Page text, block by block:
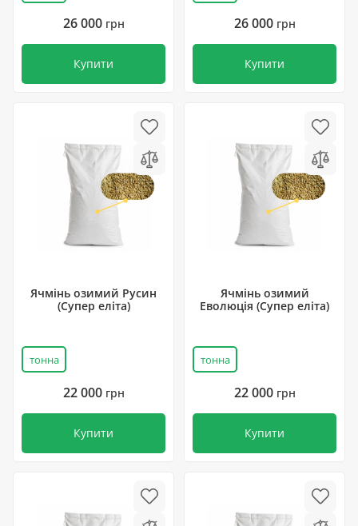
26 000 грн
Купити
26 000 грн
Купити
Ячмінь озимий Русин
(Супер еліта)
тонна
22 000 грн
Купити
Ячмінь озимий
Еволюція (Супер еліта)
тонна
22 000 грн
Купити